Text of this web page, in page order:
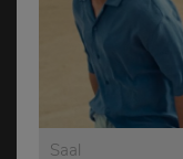
Saal